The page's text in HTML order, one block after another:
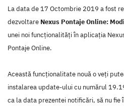
La data de 17 Octombrie 2019 a fost
dezvoltare Nexus Pontaje Online:
unei noi funcţionalităţi în aplicaţia
Pontaje Online.
Această funcţionalitate nouă o veţi
instalarea update-ului cu numărul
ca la data prezentei notificări, să nu fie